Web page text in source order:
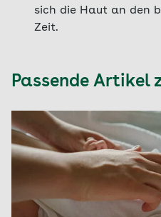
sich die Haut an den
Zeit.
Passende Artikel